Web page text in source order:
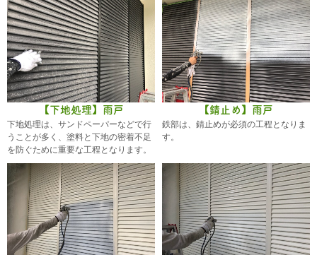
【下地処理】雨戸
下地処理は、サンドペーパーなどで行
うことが多く、塗料と下地の密着不足
を防ぐために重要な工程となります。
【錆止め】雨戸
鉄部は、錆止めが必須の工程となりま
す。